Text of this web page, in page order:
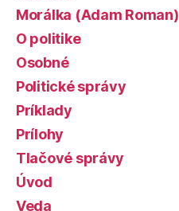
Morálka (Adam Roman)
O politike
Osobné
Politické správy
Príklady
Prílohy
Tlačové správy
Úvod
Veda